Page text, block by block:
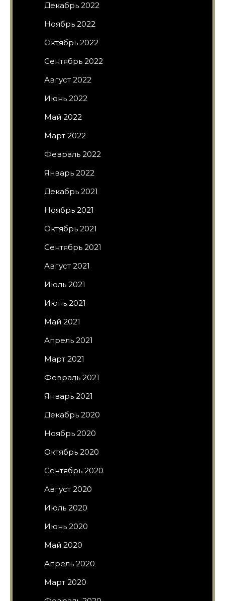
Декабрь 2022
Ноябрь 2022
Октябрь 2022
Сентябрь 2022
Август 2022
Июнь 2022
Май 2022
Март 2022
Февраль 2022
Январь 2022
Декабрь 2021
Ноябрь 2021
Октябрь 2021
Сентябрь 2021
Август 2021
Июль 2021
Июнь 2021
Май 2021
Апрель 2021
Март 2021
Февраль 2021
Январь 2021
Декабрь 2020
Ноябрь 2020
Октябрь 2020
Сентябрь 2020
Август 2020
Июль 2020
Июнь 2020
Май 2020
Апрель 2020
Март 2020